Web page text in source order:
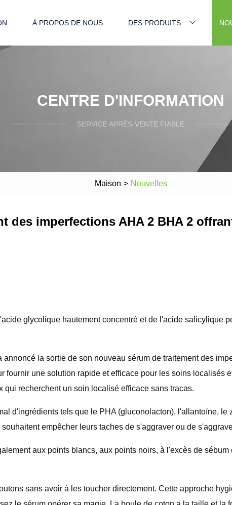
À PROPOS DE NOUS DES PRODUITS
CENTRE D'INFORMATION
SERVICE APRÈS-VENTE FIABLE
Maison > Nouvelles
des imperfections AHA 2 BHA 2
glycolique hautement concentré et de l'acide salicylique
la sortie de son nouveau sérum de traitement des
fournir une solution rapide et efficace pour les soins localisés
recherchent un soin localisé efficace sans tracas.
d'ingrédients tels que le PHA (gluconolacton), l'allantoïne,
empêcher leurs taches de s'aggraver ou de
aux points blancs, aux points noirs, à l'excès de
sans avoir à les toucher directement. Cette approche